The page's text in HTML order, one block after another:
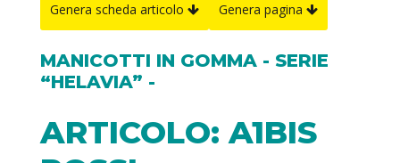
Genera scheda articolo Genera pagina
MANICOTTI IN GOMMA - SERIE
“HELAVIA” -
ARTICOLO: A1BIS